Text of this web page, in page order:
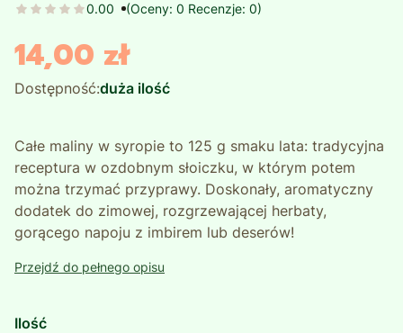
0.00 (Oceny: 0 Recenzje: 0)
Cena
14,00 zł
Dostępność:duża ilość
Całe maliny w syropie to 125 g smaku lata: tradycyjna
receptura w ozdobnym słoiczku, w którym potem
można trzymać przyprawy. Doskonały, aromatyczny
dodatek do zimowej, rozgrzewającej herbaty,
gorącego napoju z imbirem lub deserów!
Przejdź do pełnego opisu
Ilość